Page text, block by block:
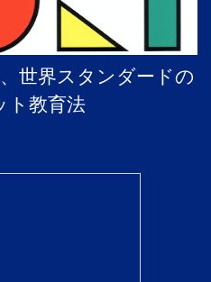
世界スタンダードの
ト教育法